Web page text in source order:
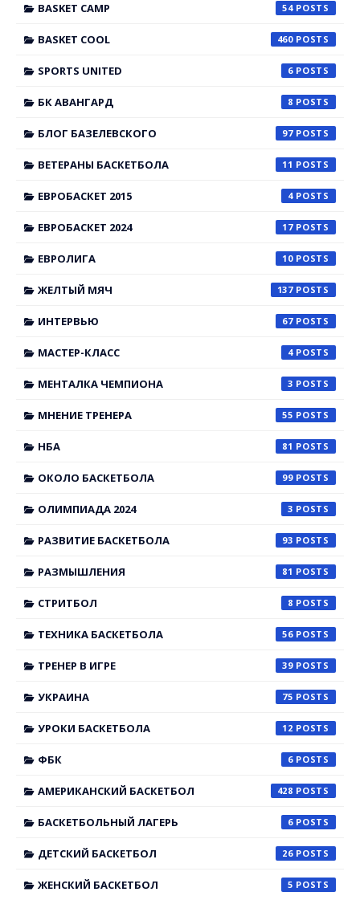
BASKET CAMP 54
BASKET COOL 460
SPORTS UNITED 6
БК АВАНГАРД 8
БЛОГ БАЗЕЛЕВСКОГО 97
ВЕТЕРАНЫ БАСКЕТБОЛА 11
ЕВРОБАСКЕТ 2015 4
ЕВРОБАСКЕТ 2024 17
ЕВРОЛИГА 10
ЖЕЛТЫЙ МЯЧ 137
ИНТЕРВЬЮ 67
МАСТЕР-КЛАСС 4
МЕНТАЛКА ЧЕМПИОНА 3
МНЕНИЕ ТРЕНЕРА 55
НБА 81
ОКОЛО БАСКЕТБОЛА 99
ОЛИМПИАДА 2024 3
РАЗВИТИЕ БАСКЕТБОЛА 93
РАЗМЫШЛЕНИЯ 81
СТРИТБОЛ 8
ТЕХНИКА БАСКЕТБОЛА 56
ТРЕНЕР В ИГРЕ 39
УКРАИНА 75
УРОКИ БАСКЕТБОЛА 12
ФБК 6
АМЕРИКАНСКИЙ БАСКЕТБОЛ 428
БАСКЕТБОЛЬНЫЙ ЛАГЕРЬ 6
ДЕТСКИЙ БАСКЕТБОЛ 26
ЖЕНСКИЙ БАСКЕТБОЛ 5